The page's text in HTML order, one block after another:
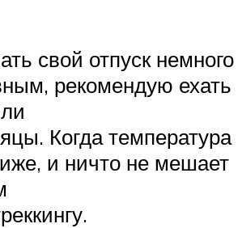
свой отпуск немного
рекомендую ехать
Когда температура
и ничто не мешает